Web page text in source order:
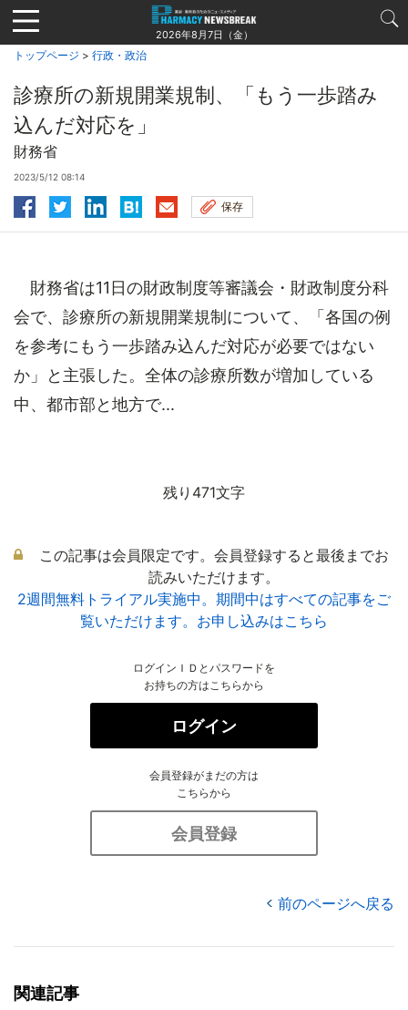
Jump
to
navigation
2026年8月7日（金）
トップページ > 行政・政治
診療所の新規開業規制、「もう一歩踏み
込んだ対応を」
財務省
2023/5/12 08:14
保存
財務省は11日の財政制度等審議会・財政制度分科
会で、診療所の新規開業規制について、「各国の例
を参考にもう一歩踏み込んだ対応が必要ではない
か」と主張した。全体の診療所数が増加している
中、都市部と地方で...
残り471文字
この記事は会員限定です。会員登録すると最後までお
読みいただけます。
2週間無料トライアル実施中。期間中はすべての記事をご
覧いただけます。お申し込みはこちら
ログインＩＤとパスワードを
お持ちの方はこちらから
ログイン
会員登録がまだの方は
こちらから
会員登録
前のページへ戻る
関連記事